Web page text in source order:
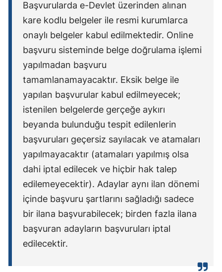
Başvurularda e-Devlet üzerinden alınan
kare kodlu belgeler ile resmi kurumlarca
onaylı belgeler kabul edilmektedir. Online
başvuru sisteminde belge doğrulama işlemi
yapılmadan başvuru
tamamlanamayacaktır. Eksik belge ile
yapılan başvurular kabul edilmeyecek;
istenilen belgelerde gerçeğe aykırı
beyanda bulunduğu tespit edilenlerin
başvuruları geçersiz sayılacak ve atamaları
yapılmayacaktır (atamaları yapılmış olsa
dahi iptal edilecek ve hiçbir hak talep
edilemeyecektir). Adaylar aynı ilan dönemi
içinde başvuru şartlarını sağladığı sadece
bir ilana başvurabilecek; birden fazla ilana
başvuran adayların başvuruları iptal
edilecektir.